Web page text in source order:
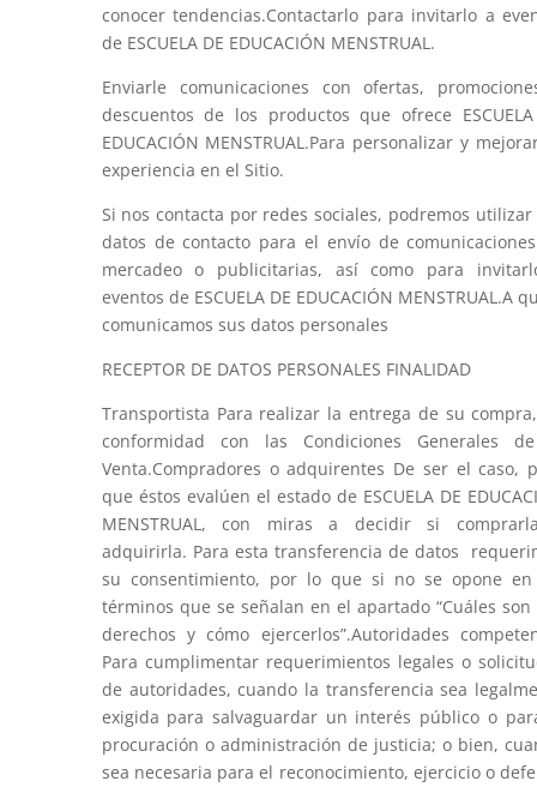
conocer tendencias.Contactarlo para invitarlo a
de ESCUELA DE EDUCACIÓN MENSTRUAL.
Enviarle comunicaciones con ofertas,
descuentos de los productos que ofrece
EDUCACIÓN MENSTRUAL.Para personalizar y
experiencia en el Sitio.
Si nos contacta por redes sociales, podremos utilizar
datos de contacto para el envío de
mercadeo o publicitarias, así como para
eventos de ESCUELA DE EDUCACIÓN MENSTRUAL.A
comunicamos sus datos personales
RECEPTOR DE DATOS PERSONALES FINALIDAD
Transportista Para realizar la entrega de su
conformidad con las Condiciones Generales
Venta.Compradores o adquirentes De ser el caso,
que éstos evalúen el estado de ESCUELA DE
MENSTRUAL, con miras a decidir si
adquirirla. Para esta transferencia de datos
su consentimiento, por lo que si no se opone
términos que se señalan en el apartado “Cuáles son
derechos y cómo ejercerlos”.Autoridades
Para cumplimentar requerimientos legales o
de autoridades, cuando la transferencia sea
exigida para salvaguardar un interés público o
procuración o administración de justicia; o bien,
sea necesaria para el reconocimiento, ejercicio o